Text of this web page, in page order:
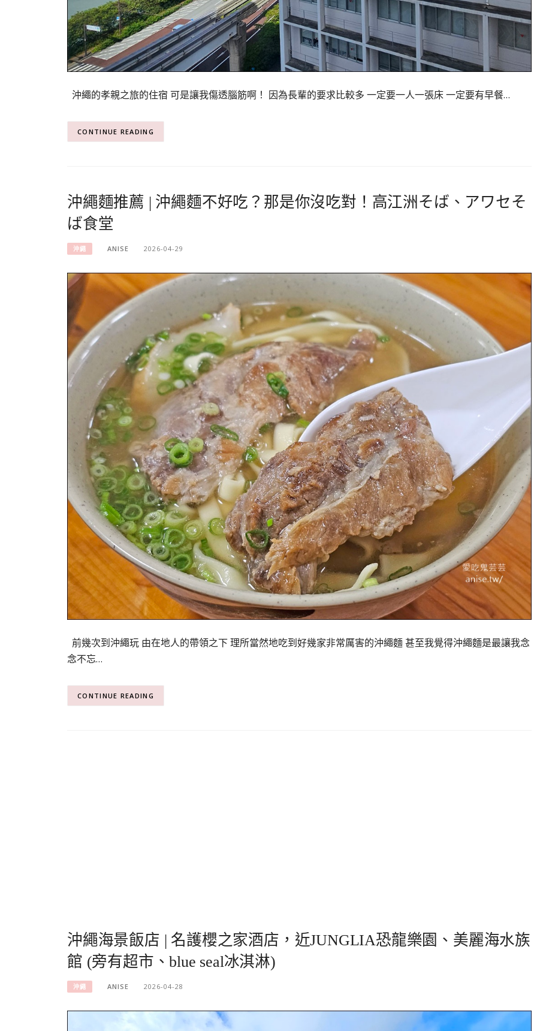
沖繩的孝親之旅的住宿 可是讓我傷透腦筋啊！ 因為長輩的要求比較多 一定要一人一張床 一定要有早餐…
CONTINUE READING
沖繩麵推薦 | 沖繩麵不好吃？那是你沒吃對！高江洲そば、アワセそ
ば食堂
沖繩 ANISE 2026-04-29
前幾次到沖繩玩 由在地人的帶領之下 理所當然地吃到好幾家非常厲害的沖繩麵 甚至我覺得沖繩麵是最讓我念
念不忘…
CONTINUE READING
沖繩海景飯店 | 名護櫻之家酒店，近JUNGLIA恐龍樂園、美麗海水族
館 (旁有超市、blue seal冰淇淋)
沖繩 ANISE 2026-04-28